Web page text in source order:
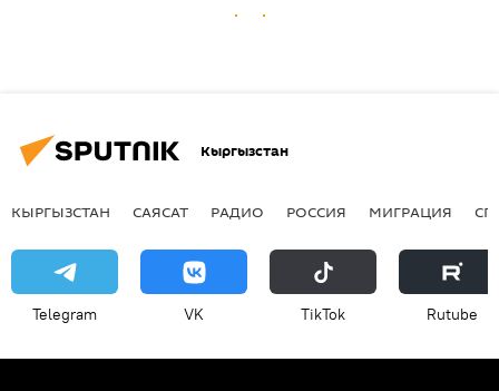
Кыргызстан
КЫРГЫЗСТАН САЯСАТ РАДИО РОССИЯ МИГРАЦИЯ
Telegram VK ТikТоk Rutube